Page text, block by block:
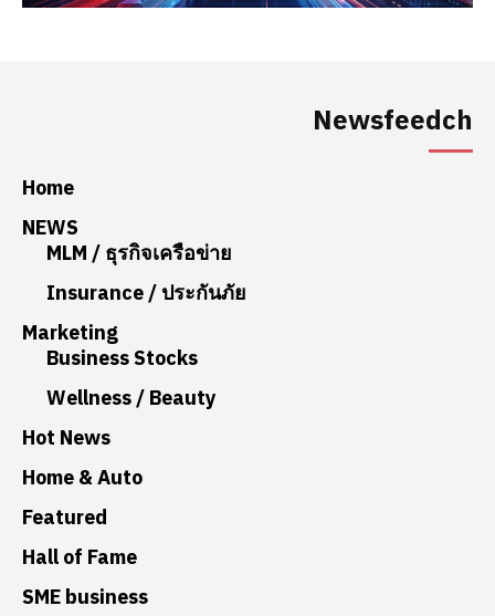
Newsfeedch
Home
NEWS
MLM / ธุรกิจเครือข่าย
Insurance / ประกันภัย
Marketing
Business Stocks
Wellness / Beauty
Hot News
Home & Auto
Featured
Hall of Fame
SME business